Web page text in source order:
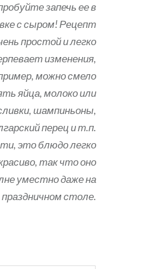
запечь ее в
с сыром! Рецепт
простой и легко
изменения,
можно смело
яйца, молоко или
шампиньоны,
перец и т.п.
это блюдо легко
так что оно
уместно даже на
праздничном столе.